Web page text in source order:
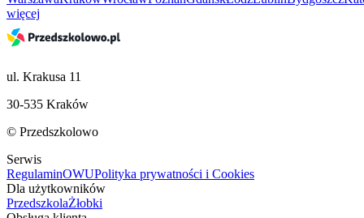
więcej
ul. Krakusa 11
30-535 Kraków
© Przedszkolowo
Serwis
RegulaminOWUPolityka prywatności i Cookies
Dla użytkowników
PrzedszkolaŻłobki